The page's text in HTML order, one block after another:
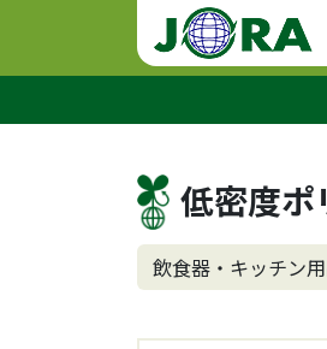
コンテンツへスキップ
メインナビゲーシ
低密度ポ
飲食器・キッチン